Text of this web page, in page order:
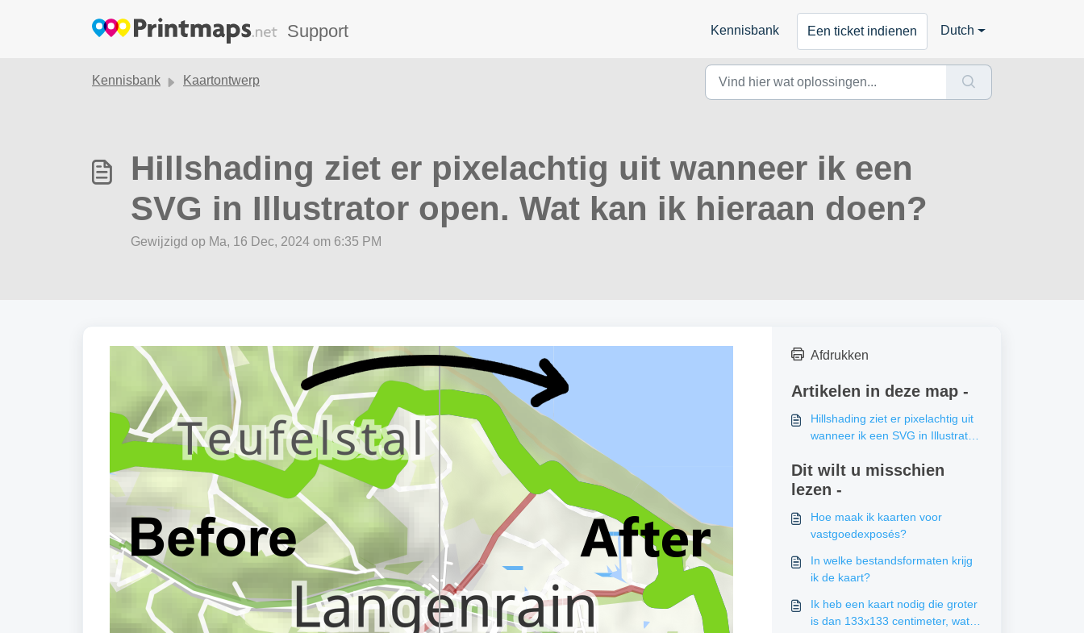
Support Kennisbank Een ticket indienen Dutch
Kennisbank Kaartontwerp
Hillshading ziet er pixelachtig uit wanneer ik een
SVG in Illustrator open. Wat kan ik hieraan doen?
Gewijzigd op Ma, 16 Dec, 2024 om 6:35 PM
Afdrukken
Artikelen in deze map -
Hillshading ziet er pixelachtig uit
wanneer ik een SVG in Illustrator
Dit wilt u misschien
lezen -
Hoe maak ik kaarten voor
vastgoedexposés?
In welke bestandsformaten krijg
ik de kaart?
Ik heb een kaart nodig die groter
is dan 133x133 centimeter, wat